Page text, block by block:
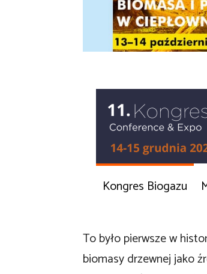
Kongres Biogazu
To było pierwsze w
biomasy drzewnej jako